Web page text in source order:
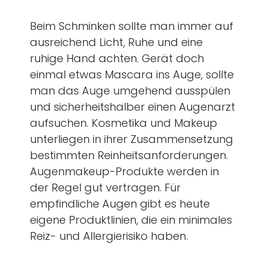
Beim Schminken sollte man immer auf
ausreichend Licht, Ruhe und eine
ruhige Hand achten. Gerät doch
einmal etwas Mascara ins Auge, sollte
man das Auge umgehend ausspülen
und sicherheitshalber einen Augenarzt
aufsuchen. Kosmetika und Makeup
unterliegen in ihrer Zusammensetzung
bestimmten Reinheitsanforderungen.
Augenmakeup-Produkte werden in
der Regel gut vertragen. Für
empfindliche Augen gibt es heute
eigene Produktlinien, die ein minimales
Reiz- und Allergierisiko haben.